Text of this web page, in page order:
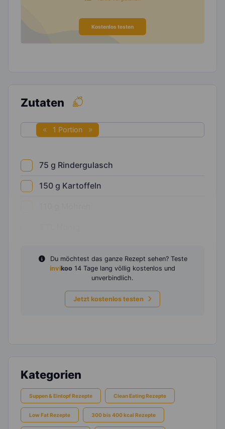
Kostenlos testen
Zutaten
1 Portion
75 g Rindergulasch
150 g Kartoffeln
Du möchtest das ganze Rezept sehen? Teste
invikoo 14 Tage lang völlig kostenlos und
unverbindlich.
Jetzt kostenlos testen
Kategorien
Suppen & Eintopf Rezepte Clean Eating Rezepte
Low Fat Rezepte 300 bis 400 kcal Rezepte